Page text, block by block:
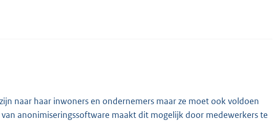
naar haar inwoners en ondernemers maar ze moet ook voldoen
anonimiseringssoftware maakt dit mogelijk door medewerkers te